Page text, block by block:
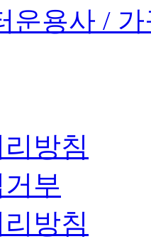
운용사 /
방침
부
방침